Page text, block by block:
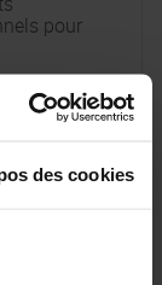
des cookies
pour
visant à
clients